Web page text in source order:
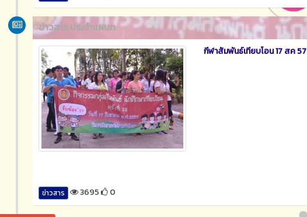
ข่าวสาร ประจำแผนก
กีฬาสัมพันธ์เทียบโอน 17 สค 57
ข่าวสาร 3695 0